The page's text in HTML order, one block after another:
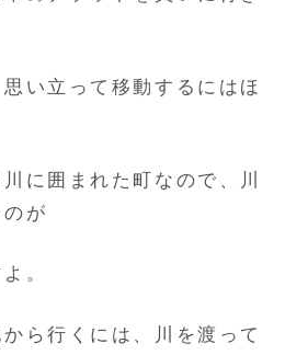
い立って移動するにはほ
に囲まれた町なので、川
が
。
ら行くには、川を渡って